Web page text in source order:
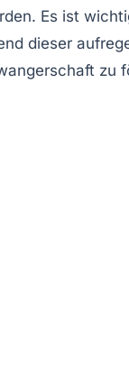
Es ist
dieser
zu